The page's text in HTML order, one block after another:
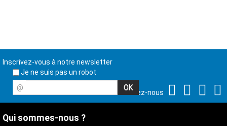
Inscrivez-vous à notre newsletter
Je ne suis pas un robot
@
Suivez-nous
Qui sommes-nous ?